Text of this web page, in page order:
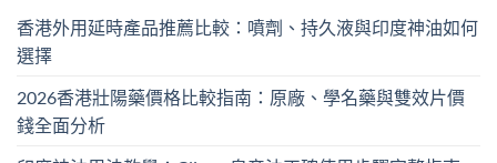
香港外用延時產品推薦比較：噴劑、持久液與印度神油如何
選擇
2026香港壯陽藥價格比較指南：原廠、學名藥與雙效片價
錢全面分析